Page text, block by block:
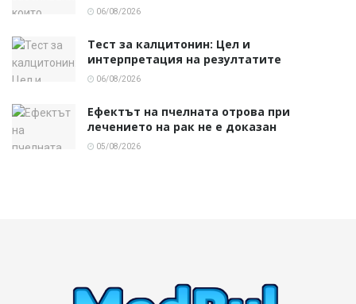
06/08/2026
Тест за калцитонин: Цел и
интерпретация на резултатите
06/08/2026
Ефектът на пчелната отрова при
лечението на рак не е доказан
05/08/2026